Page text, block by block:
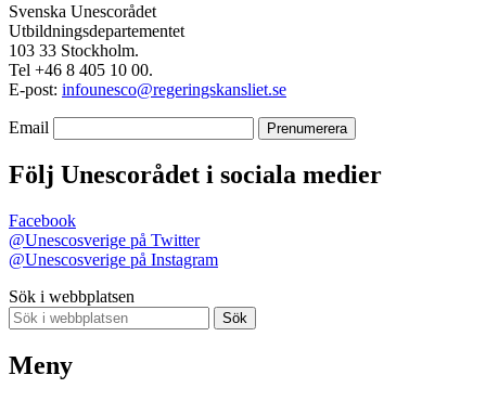
Svenska Unescorådet
Utbildningsdepartementet
103 33 Stockholm.
Tel +46 8 405 10 00.
E-post: infounesco@regeringskansliet.se
Email
Följ Unescorådet i sociala medier
Facebook
@Unescosverige på Twitter
@Unescosverige på Instagram
Sök i webbplatsen
Sök
Meny